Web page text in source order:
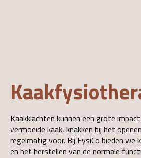
Kaakklachten kunnen een grote
vermoeide kaak, knakken bij het
regelmatig voor. Bij FysiCo bieden
en het herstellen van de normale